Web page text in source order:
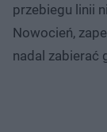
przebiegu linii
Nowocień,
nadal zabierać